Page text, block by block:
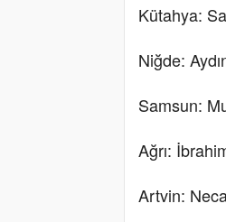
Kütahya:
Niğde:
Samsun:
Ağrı:
Artvin: